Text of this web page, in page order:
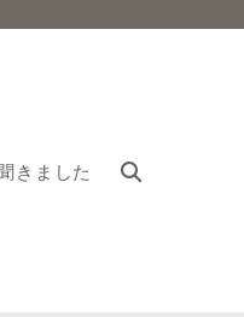
きました